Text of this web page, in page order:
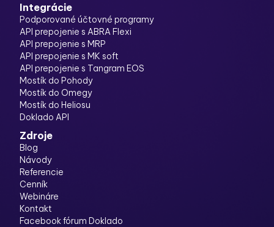
Integrácie
Podporované účtovné programy
API prepojenie s ABRA Flexi
API prepojenie s MRP
API prepojenie s MK soft
API prepojenie s Tangram EOS
Mostík do Pohody
Mostík do Omegy
Mostík do Heliosu
Doklado API
Zdroje
Blog
Návody
Referencie
Cenník
Webináre
Kontakt
Facebook fórum Doklado